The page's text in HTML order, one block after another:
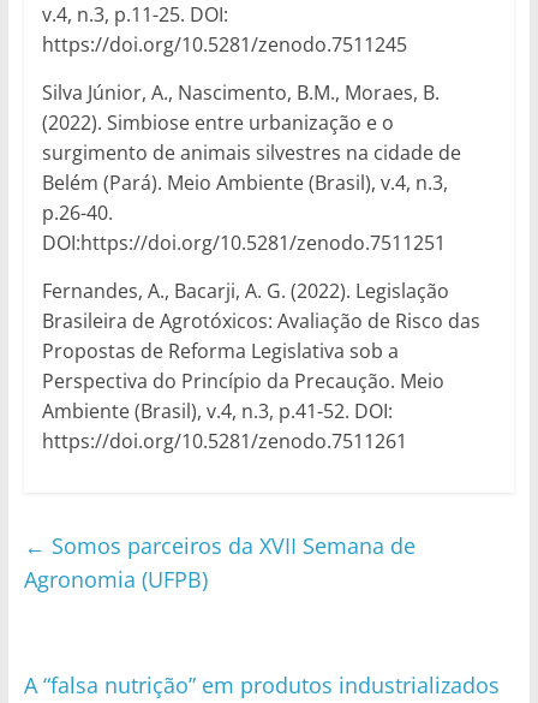
v.4, n.3, p.11-25. DOI:
https://doi.org/10.5281/zenodo.7511245
Silva Júnior, A., Nascimento, B.M., Moraes, B.
(2022). Simbiose entre urbanização e o
surgimento de animais silvestres na cidade de
Belém (Pará). Meio Ambiente (Brasil), v.4, n.3,
p.26-40.
DOI:https://doi.org/10.5281/zenodo.7511251
Fernandes, A., Bacarji, A. G. (2022). Legislação
Brasileira de Agrotóxicos: Avaliação de Risco das
Propostas de Reforma Legislativa sob a
Perspectiva do Princípio da Precaução. Meio
Ambiente (Brasil), v.4, n.3, p.41-52. DOI:
https://doi.org/10.5281/zenodo.7511261
← Somos parceiros da XVII Semana de
Agronomia (UFPB)
A “falsa nutrição” em produtos industrializados